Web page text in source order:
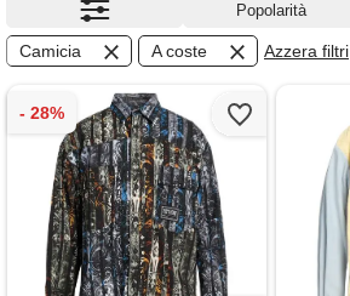
Popolarità
Camicia A coste Azzera filtri